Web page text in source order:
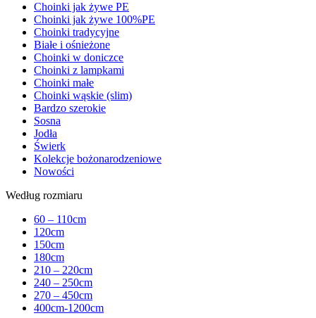
Choinki jak żywe PE
Choinki jak żywe 100%PE
Choinki tradycyjne
Białe i ośnieżone
Choinki w doniczce
Choinki z lampkami
Choinki małe
Choinki wąskie (slim)
Bardzo szerokie
Sosna
Jodła
Świerk
Kolekcje bożonarodzeniowe
Nowości
Według rozmiaru
60 – 110cm
120cm
150cm
180cm
210 – 220cm
240 – 250cm
270 – 450cm
400cm-1200cm